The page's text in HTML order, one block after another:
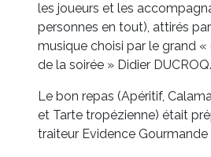
les joueurs et les
personnes en tout), attirés
musique choisi par le grand «
de la soirée » Didier DUCROQ.
Le bon repas (Apéritif,
et Tarte tropézienne) était
traiteur Evidence Gourmande